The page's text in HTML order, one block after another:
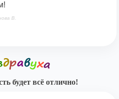
В.
будет всё отлично!